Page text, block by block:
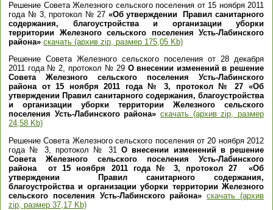
Решение Совета Железного сельского поселения от 15 ноября 2011
года № 3, протокол № 27 «Об утверждении Правил санитарного
содержания, благоустройства и организации уборки
территории Железного сельского поселения Усть-Лабинского
района» скачать (архив zip, размер 175,05 Kb)
Решение Совета Железного сельского поселения от 28 декабря
2011 года № 2, протокол № 29 О внесении изменений в решение
Совета Железного сельского поселения Усть-Лабинского
района от 15 ноября 2011 года № 3, протокол № 27 «Об
утверждении Правил санитарного содержания, благоустройства
и организации уборки территории Железного сельского
поселения Усть-Лабинского района» скачать (архив zip, размер
24,58 Kb)
Решение Совета Железного сельского поселения от 20 ноября 2012
года № 3, протокол № 31 О внесении изменений в решение
Совета Железного сельского поселения Усть-Лабинского
района от 15 ноября 2011 года № 3, протокол 27 «Об
утверждении Правил санитарного содержания,
благоустройства и организации уборки территории Железного
сельского поселения Усть-Лабинского района» скачать (архив
zip, размер 37,17 Kb)